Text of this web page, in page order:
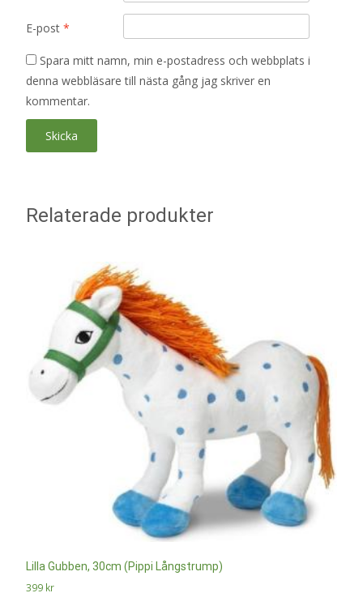
E-post *
Spara mitt namn, min e-postadress och webbplats i
denna webbläsare till nästa gång jag skriver en
kommentar.
Relaterade produkter
Lilla Gubben, 30cm (Pippi Långstrump)
399 kr